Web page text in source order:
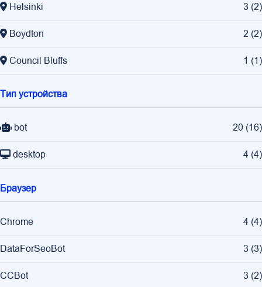
Helsinki 3 (2)
Boydton 2 (2)
Council Bluffs 1 (1)
Тип устройства
bot 20 (16)
desktop 4 (4)
Браузер
Chrome 4 (4)
DataForSeoBot 3 (3)
CCBot 3 (2)